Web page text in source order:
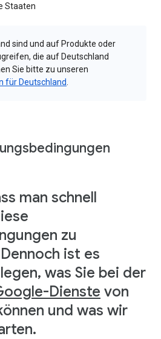
Staaten
sind und auf Produkte oder
die auf Deutschland
Sie bitte zu unseren
für Deutschland
man schnell
zu
ist es
was Sie bei der
Dienste von
und was wir